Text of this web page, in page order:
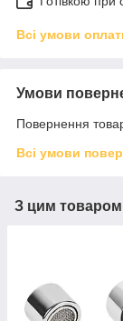
Всі умови
Умови
Повернення
Всі умови
З цим